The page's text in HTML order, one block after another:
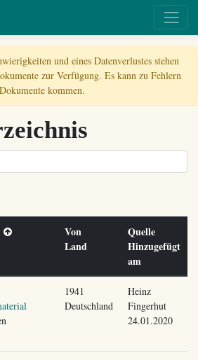
und eines Datenverlustes stehen
zur Verfügung. Es kann zu Fehlern
kommen.
Von
Land
Quelle
Hinzugefügt
am
1941
Deutschland
Heinz
Fingerhut
24.01.2020